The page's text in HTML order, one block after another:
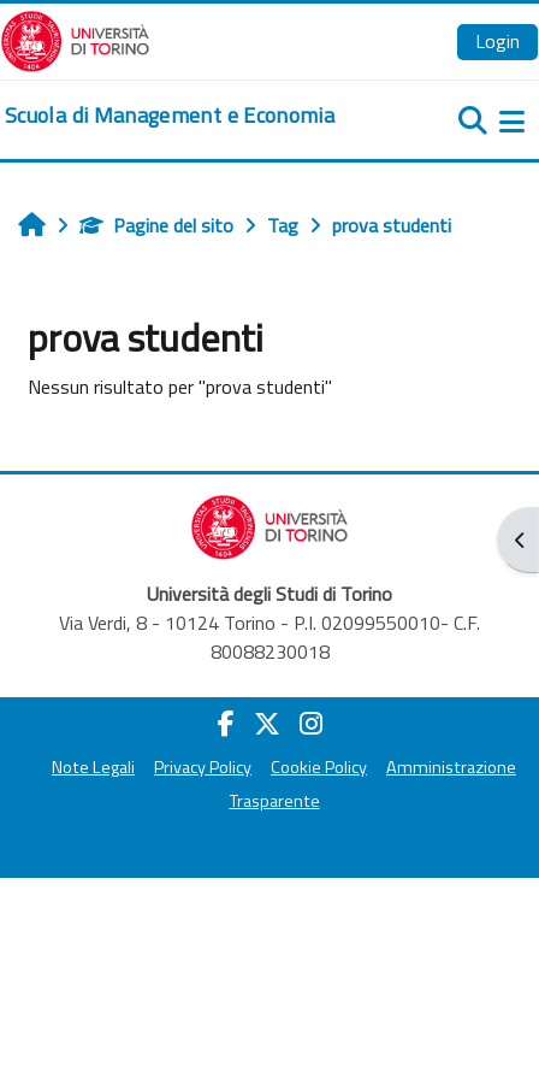
Vai al contenuto principale
Login
Scuola di Management e Economia
HomePagine del sito Tag prova studenti
prova studenti
Nessun risultato per "prova studenti"
Università degli Studi di Torino
Via Verdi, 8 - 10124 Torino - P.I. 02099550010- C.F.
80088230018
Note Legali Privacy Policy Cookie Policy
Amministrazione
Trasparente